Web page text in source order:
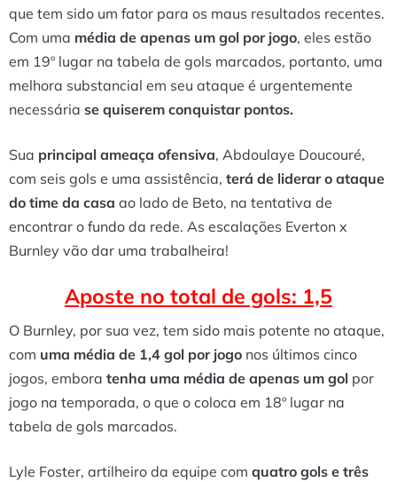
que tem sido um fator para os maus resultados recentes.
Com uma média de apenas um gol por jogo, eles estão
em 19º lugar na tabela de gols marcados, portanto, uma
melhora substancial em seu ataque é urgentemente
necessária se quiserem conquistar pontos.
Sua principal ameaça ofensiva, Abdoulaye Doucouré,
com seis gols e uma assistência, terá de liderar o ataque
do time da casa ao lado de Beto, na tentativa de
encontrar o fundo da rede. As escalações Everton x
Burnley vão dar uma trabalheira!
Aposte no total de gols: 1,5
O Burnley, por sua vez, tem sido mais potente no ataque,
com uma média de 1,4 gol por jogo nos últimos cinco
jogos, embora tenha uma média de apenas um gol por
jogo na temporada, o que o coloca em 18º lugar na
tabela de gols marcados.
Lyle Foster, artilheiro da equipe com quatro gols e três